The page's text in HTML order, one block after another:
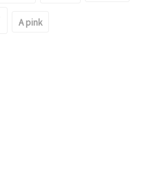
A pink